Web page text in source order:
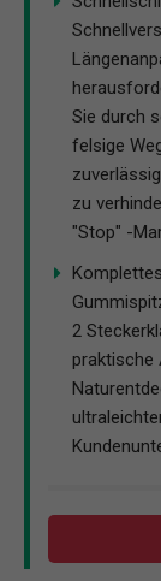
Sie durch
felsige
zu
"Stop" -
2
praktische